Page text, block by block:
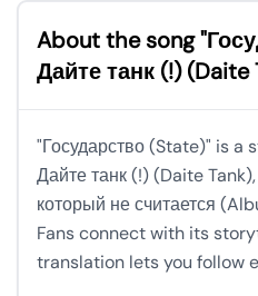
About the song
Дайте танк (!) (Daite
"Государство (State)" is
Дайте танк (!) (Daite
который не считается
Fans connect with its
translation lets you follow